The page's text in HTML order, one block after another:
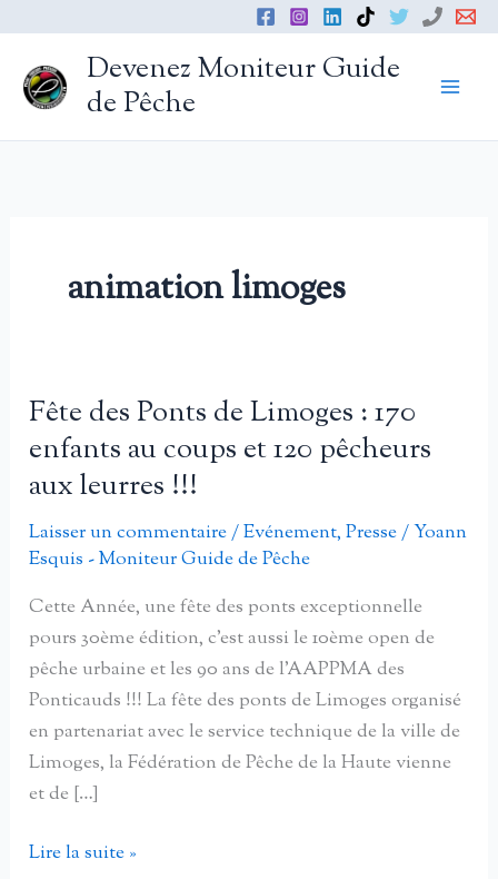
contenu
Devenez Moniteur Guide
de Pêche
animation limoges
Fête des Ponts de Limoges : 170
enfants au coups et 120 pêcheurs
aux leurres !!!
Laisser un commentaire/Evénement,Presse/Yoann
Esquis - Moniteur Guide de Pêche
Cette Année, une fête des ponts exceptionnelle
pours 30ème édition, c’est aussi le 10ème open de
pêche urbaine et les 90 ans de l’AAPPMA des
Ponticauds !!! La fête des ponts de Limoges organisé
en partenariat avec le service technique de la ville de
Limoges, la Fédération de Pêche de la Haute vienne
et de […]
Fête
Lire la suite »